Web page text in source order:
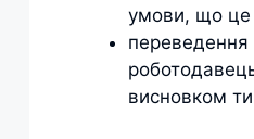
умови, що це
переведення
висновком